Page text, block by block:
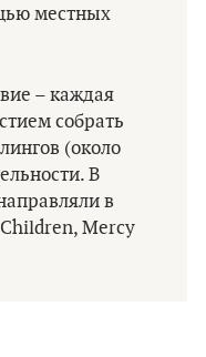
местных
– каждая
собрать
(около
В
в
Mercy